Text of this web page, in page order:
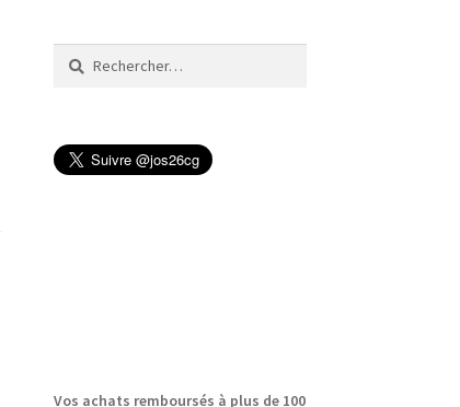
Rechercher :
Vos achats remboursés à plus de 100